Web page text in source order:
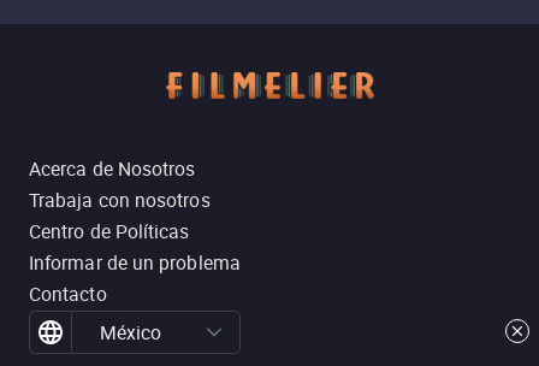
Acerca de Nosotros
Trabaja con nosotros
Centro de Políticas
Informar de un problema
Contacto
México